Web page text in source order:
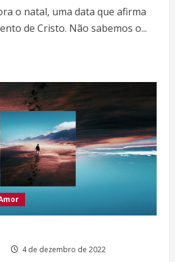
o natal, uma data que afirma
de Cristo. Não sabemos o...
4 de dezembro de 2022